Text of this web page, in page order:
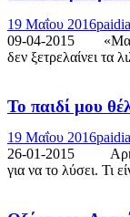
19 Μαΐου 2016
09-04-2015 «Μαμά
δεν ξετρελαίνει τα
Το παιδί μου
19 Μαΐου 2016
26-01-2015 Αρκετά
για να το λύσει. Τι